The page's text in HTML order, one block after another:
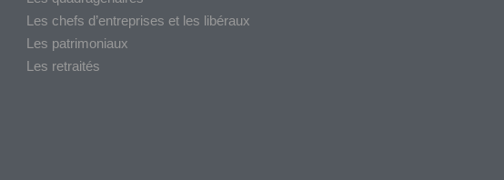
Les chefs d’entreprises et les libéraux
Les patrimoniaux
Les retraités